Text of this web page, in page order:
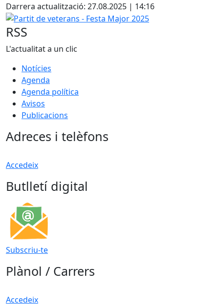
Darrera actualització: 27.08.2025 | 14:16
Partit de veterans - Festa Major 2025
RSS
L'actualitat a un clic
Notícies
Agenda
Agenda política
Avisos
Publicacions
Adreces i telèfons
Accedeix
Butlletí digital
Subscriu-te
Plànol / Carrers
Accedeix